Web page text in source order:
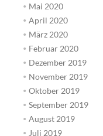
Mai 2020
April 2020
März 2020
Februar 2020
Dezember 2019
November 2019
Oktober 2019
September 2019
August 2019
Juli 2019